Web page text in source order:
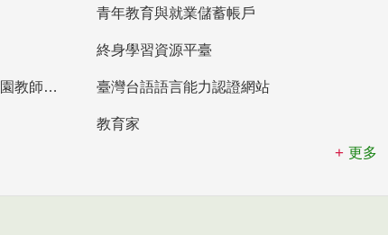
青年教育與就業儲蓄帳戶
終身學習資源平臺
教育部高中等以下學校及幼兒園教師資格檢定考試 臺灣台語語言能力認證網站
教育家
更多